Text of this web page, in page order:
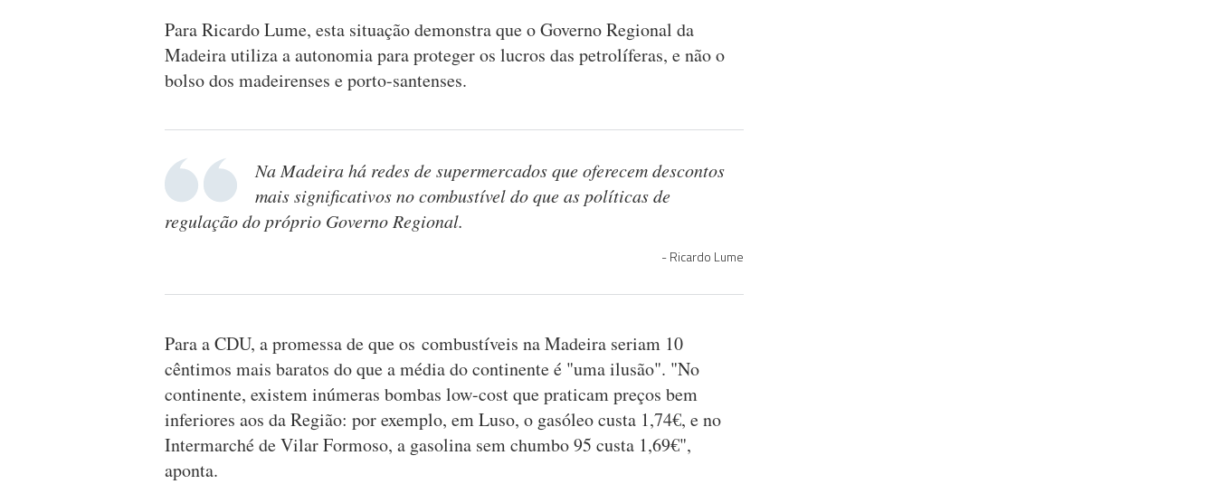
Para Ricardo Lume, esta situação demonstra que o Governo Regional da
Madeira utiliza a autonomia para proteger os lucros das petrolíferas, e não o
bolso dos madeirenses e porto-santenses.
Na Madeira há redes de supermercados que oferecem descontos
mais significativos no combustível do que as políticas de
regulação do próprio Governo Regional.
Ricardo Lume
Para a CDU, a promessa de que os combustíveis na Madeira seriam 10
cêntimos mais baratos do que a média do continente é "uma ilusão". "No
continente, existem inúmeras bombas low-cost que praticam preços bem
inferiores aos da Região: por exemplo, em Luso, o gasóleo custa 1,74€, e no
Intermarché de Vilar Formoso, a gasolina sem chumbo 95 custa 1,69€",
aponta.